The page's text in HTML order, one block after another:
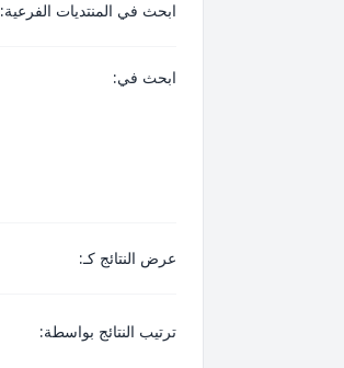
ابحث في المنتديات الفرعية:
ابحث في:
عرض النتائج كـ:
ترتيب النتائج بواسطة: